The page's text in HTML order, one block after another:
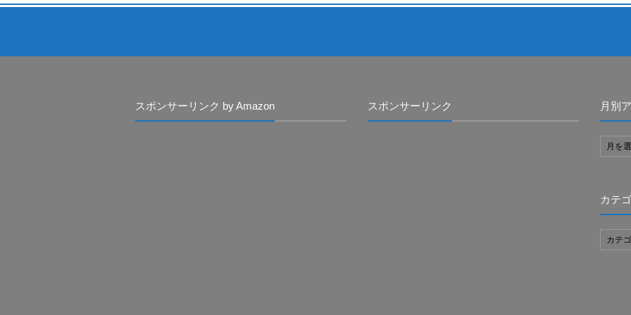
スポンサーリンク by Amazon スポンサーリンク 月別
カテ